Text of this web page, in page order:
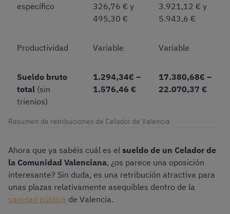
específico
326,76 € y
495,30 €
3.921,12 € y
5.943,6 €
Productividad Variable Variable
Sueldo bruto
total (sin
trienios)
1.294,34€ –
1.576,46 €
17.380,68€ –
22.070,37 €
Resumen de retribuciones de Celador de Valencia
Ahora que ya sabéis cuál es el sueldo de un Celador de
la Comunidad Valenciana, ¿os parece una oposición
interesante? Sin duda, es una retribución atractiva para
unas plazas relativamente asequibles dentro de la
sanidad pública de Valencia.